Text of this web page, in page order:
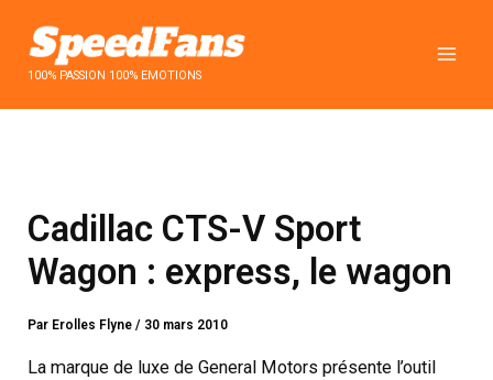
contenu100% PASSION 100% EMOTIONS
Cadillac CTS-V Sport
Wagon : express, le wagon
Par Erolles Flyne/ 30 mars 2010
La marque de luxe de General Motors présente l’outil